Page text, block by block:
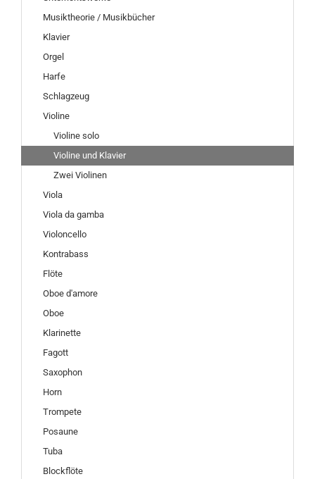
Musiktheorie / Musikbücher
Klavier
Orgel
Harfe
Schlagzeug
Violine
Violine solo
Violine und Klavier
Zwei Violinen
Viola
Viola da gamba
Violoncello
Kontrabass
Flöte
Oboe d'amore
Oboe
Klarinette
Fagott
Saxophon
Horn
Trompete
Posaune
Tuba
Blockflöte